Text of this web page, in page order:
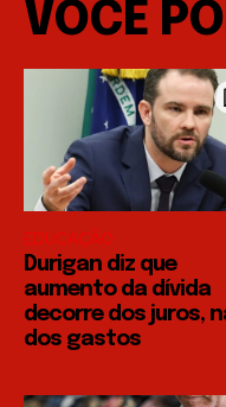
VOCÊ
EDUCAÇÃO
Durigan diz que
aumento da dívida
decorre dos juros,
dos gastos